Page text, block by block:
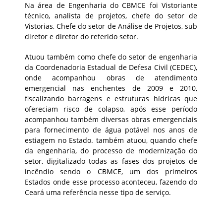
Na área de Engenharia do CBMCE foi Vistoriante
técnico, analista de projetos, chefe do setor de
Vistorias, Chefe do setor de Análise de Projetos, sub
diretor e diretor do referido setor.
Atuou também como chefe do setor de engenharia
da Coordenadoria Estadual de Defesa Civil (CEDEC),
onde acompanhou obras de atendimento
emergencial nas enchentes de 2009 e 2010,
fiscalizando barragens e estruturas hídricas que
ofereciam risco de colapso, após esse período
acompanhou também diversas obras emergenciais
para fornecimento de água potável nos anos de
estiagem no Estado. também atuou, quando chefe
da engenharia, do processo de modernização do
setor, digitalizado todas as fases dos projetos de
incêndio sendo o CBMCE, um dos primeiros
Estados onde esse processo aconteceu, fazendo do
Ceará uma referência nesse tipo de serviço.